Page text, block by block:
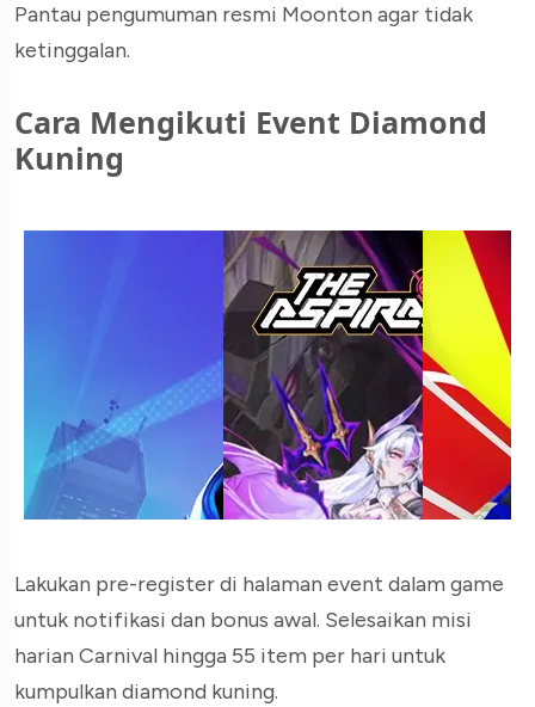
Pantau pengumuman resmi Moonton agar tidak
ketinggalan.
Cara Mengikuti Event Diamond
Kuning
Lakukan pre-register di halaman event dalam game
untuk notifikasi dan bonus awal. Selesaikan misi
harian Carnival hingga 55 item per hari untuk
kumpulkan diamond kuning.